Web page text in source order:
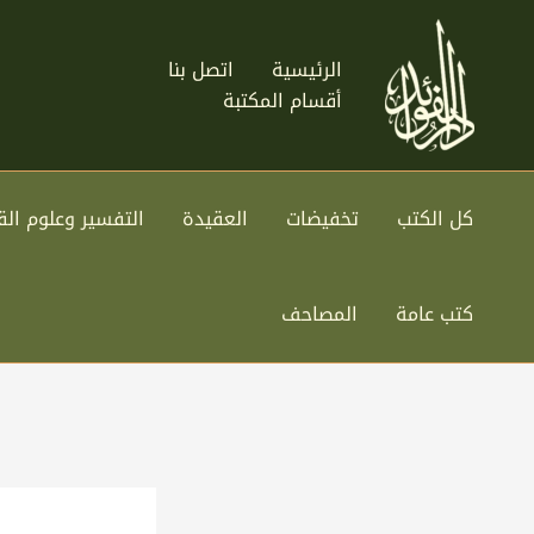
الرئيسية
اتصل بنا
أقسام المكتبة
كل الكتب تخفيضات العقيدة التفسير وعلوم
كتب عامة المصاحف